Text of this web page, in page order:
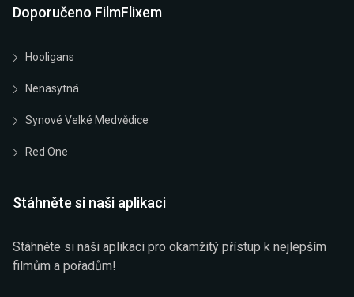
Doporučeno FilmFlixem
Hooligans
Nenasytná
Synové Velké Medvědice
Red One
Stáhněte si naši aplikaci
Stáhněte si naši aplikaci pro okamžitý přístup k nejlepším
filmům a pořadům!